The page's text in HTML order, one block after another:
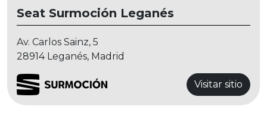
Seat Surmoción Leganés
Av. Carlos Sainz, 5
28914 Leganés, Madrid
Visitar sitio